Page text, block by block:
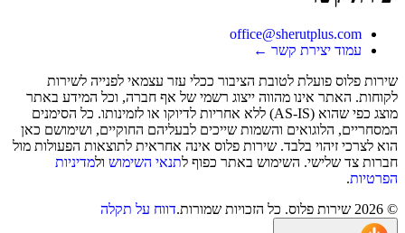
office@sherutplus.com
עמוד יצירת קשר ←
שירות פלוס פועלת לטובת הציבור ככלי עזר עצמאי לפנייה לשירות
לקוחות. האתר אינו מהווה ייצוג רשמי של אף חברה, וכל המידע באתר
מוצג כפי שהוא (AS-IS) ללא אחריות לדיוקו או לזמינותו. כל הסימנים
המסחריים, הלוגואים והשמות שייכים לבעליהם החוקיים, ושימושם כאן
הוא לצרכי זיהוי בלבד. שירות פלוס אינה אחראית לתוצאות הפעולות מול
חברות צד שלישי. השימוש באתר כפוף לתנאי השימוש ולמדיניות
הפרטיות.
©
2026 שירות פלוס. כל הזכויות שמורות.דווח על תקלה